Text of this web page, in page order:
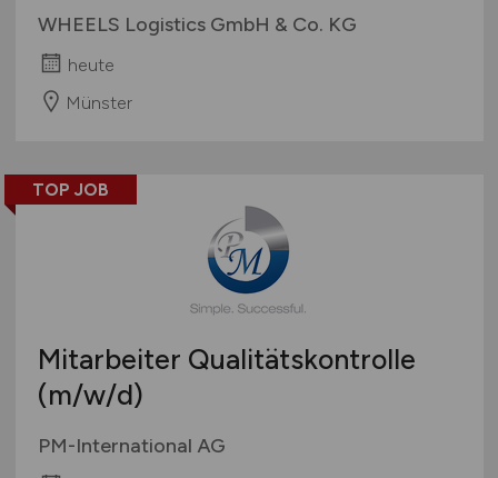
WHEELS Logistics GmbH & Co. KG
heute
Münster
TOP JOB
Mitarbeiter Qualitätskontrolle
(m/w/d)
PM-International AG